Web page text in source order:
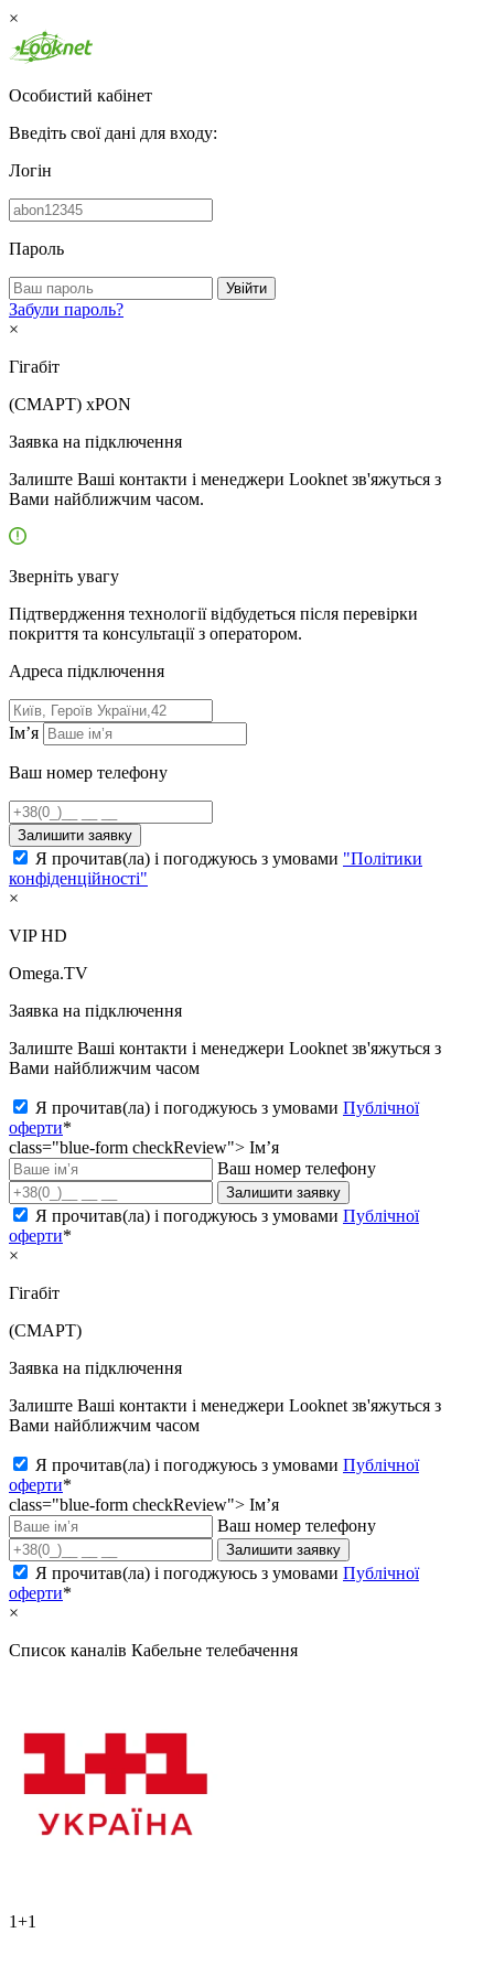
×
Особистий кабінет
Введіть свої дані для входу:
Логін
Пароль
Увійти
Забули пароль?
×
Гігабіт
(СМАРТ) xPON
Заявка на підключення
Залиште Ваші контакти і менеджери Looknet зв'яжуться з
Вами найближчим часом.
Зверніть увагу
Підтвердження технології відбудеться після перевірки
покриття та консультації з оператором.
Адресa підключення
Ім’я
Ваш номер телефону
Залишити заявку
Я прочитав(ла) і погоджуюсь з умовами "Політики
конфіденційності"
×
VIP HD
Omega.TV
Заявка на підключення
Залиште Ваші контакти і менеджери Looknet зв'яжуться з
Вами найближчим часом
Я прочитав(ла) і погоджуюсь з умовами Публічної
оферти*
class="blue-form checkReview"> Ім’я
Ваш номер телефону
Залишити заявку
Я прочитав(ла) і погоджуюсь з умовами Публічної
оферти*
×
Гігабіт
(СМАРТ)
Заявка на підключення
Залиште Ваші контакти і менеджери Looknet зв'яжуться з
Вами найближчим часом
Я прочитав(ла) і погоджуюсь з умовами Публічної
оферти*
class="blue-form checkReview"> Ім’я
Ваш номер телефону
Залишити заявку
Я прочитав(ла) і погоджуюсь з умовами Публічної
оферти*
×
Список каналів Кабельне телебачення
1+1